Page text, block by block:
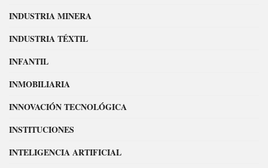
INDUSTRIA MINERA
INDUSTRIA TÉXTIL
INFANTIL
INMOBILIARIA
INNOVACIÓN TECNOLÓGICA
INSTITUCIONES
INTELIGENCIA ARTIFICIAL